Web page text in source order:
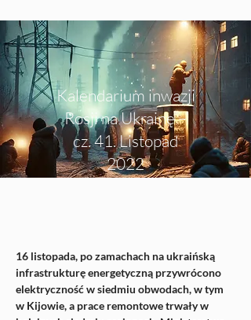
Kalendarium inwazji
Rosji na Ukrainę –
cz. 41. Listopad
2022
16 listopada, po zamachach na ukraińską
infrastrukturę energetyczną przywrócono
elektryczność w siedmiu obwodach, w tym
w Kijowie, a prace remontowe trwały w